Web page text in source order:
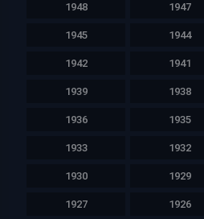
1948 1947
1945 1944
1942 1941
1939 1938
1936 1935
1933 1932
1930 1929
1927 1926